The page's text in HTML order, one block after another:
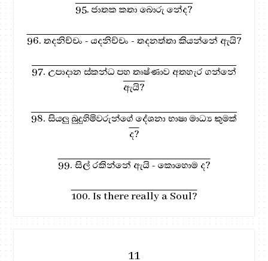
95. ජාතක කතා බොරු නේද?
96. තදනිච්චං - යදනිච්චං - තදනත්තා කියන්නේ ඇයි?
97. උපාදාන ස්කන්ධ පහ තෘෂ්ණාව අතහැර ගන්නේ
ඇයි?
98. සියලු බුදුහිමිවරුන්ගේ දේශනා භාෂා මාධ්‍ය කුමක්
ද?
99. සිල් රකින්නේ ඇයි - කොහොම ද?
100. Is there really a Soul?
11